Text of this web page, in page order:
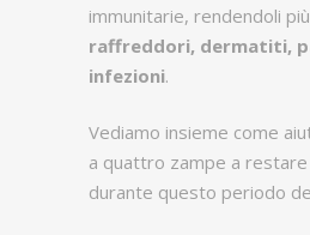
immunitarie, rendendoli
raffreddori, dermatiti,
infezioni.
Vediamo insieme come
a quattro zampe a
durante questo periodo